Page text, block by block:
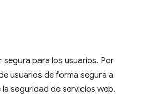
segura para los usuarios. Por
usuarios de forma segura a
la seguridad de servicios web.